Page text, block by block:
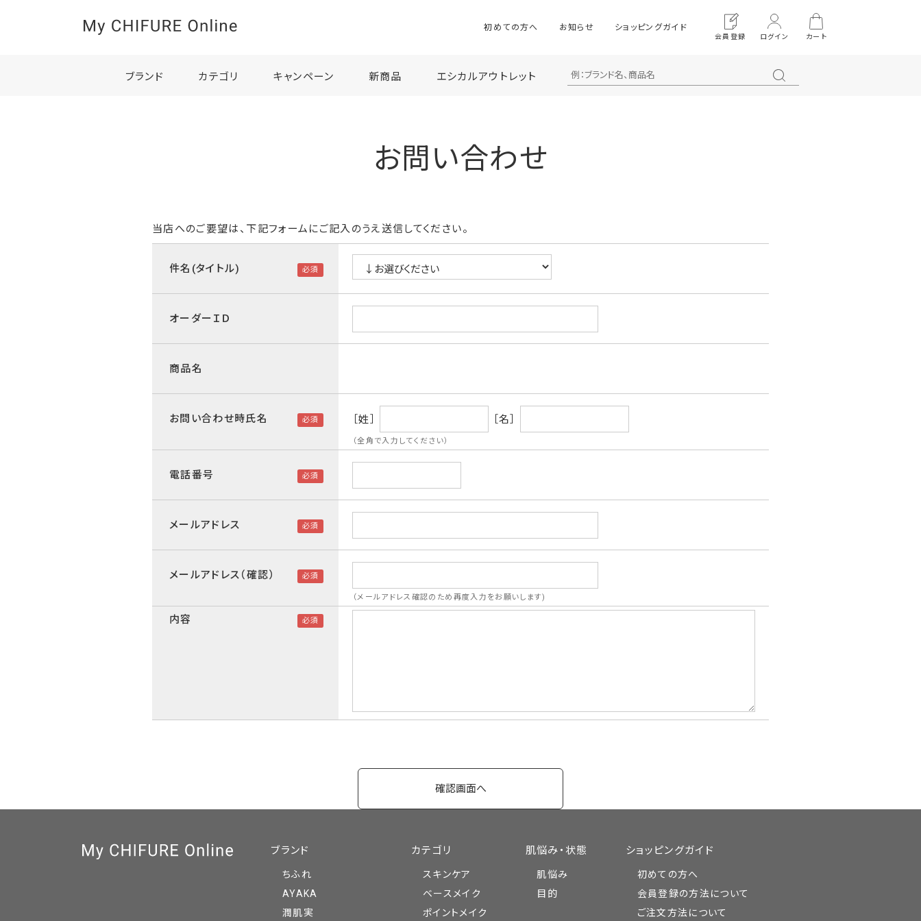
初めての方へ お知らせ ショッピングガイド
会員登録 ログイン カート
ブランド カテゴリ キャンペーン 新商品 エシカルアウトレット
お問い合わせ
当店へのご要望は、下記フォームにご記入のうえ送信してください。
件名(タイトル)
オーダーＩＤ
商品名
お問い合わせ時氏名 ［姓］ ［名］
（全角で入力してください）
電話番号
メールアドレス
メールアドレス（確認）
（メールアドレス確認のため再度入力をお願いします)
内容
ブランド
ちふれ
AYAKA
潤肌実
カテゴリ
スキンケア
ベースメイク
ポイントメイク
肌悩み・状態
肌悩み
目的
ショッピングガイド
初めての方へ
会員登録の方法について
ご注文方法について